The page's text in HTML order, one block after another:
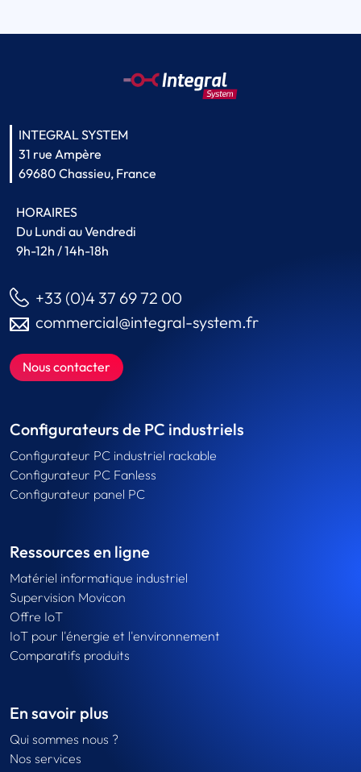
INTEGRAL SYSTEM
31 rue Ampère
69680 Chassieu, France
HORAIRES
Du Lundi au Vendredi
9h-12h / 14h-18h
+33 (0)4 37 69 72 00
commercial@integral-system.fr
Nous contacter
Configurateurs de PC industriels
Configurateur PC industriel rackable
Configurateur PC Fanless
Configurateur panel PC
Ressources en ligne
Matériel informatique industriel
Supervision Movicon
Offre IoT
IoT pour l'énergie et l'environnement
Comparatifs produits
En savoir plus
Qui sommes nous ?
Nos services